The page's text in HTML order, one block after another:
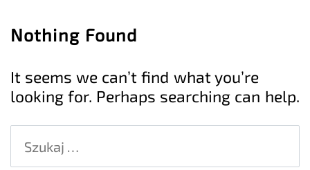
Nothing Found
It seems we can’t find what you’re
looking for. Perhaps searching can help.